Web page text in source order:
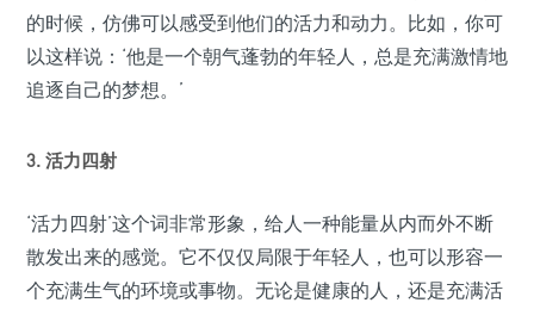
的时候，仿佛可以感受到他们的活力和动力。比如，你可
以这样说：‘他是一个朝气蓬勃的年轻人，总是充满激情地
追逐自己的梦想。’
3. 活力四射
‘活力四射’这个词非常形象，给人一种能量从内而外不断
散发出来的感觉。它不仅仅局限于年轻人，也可以形容一
个充满生气的环境或事物。无论是健康的人，还是充满活